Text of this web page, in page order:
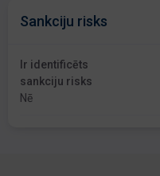
Sankciju risks
Ir identificēts
sankciju risks
Nē